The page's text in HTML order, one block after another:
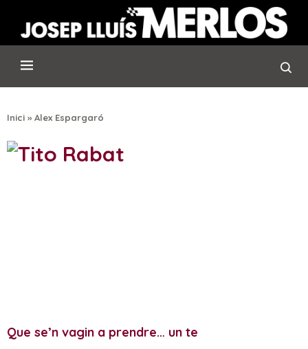
Inici »Alex Espargaró
Que se’n vagin a prendre… un te